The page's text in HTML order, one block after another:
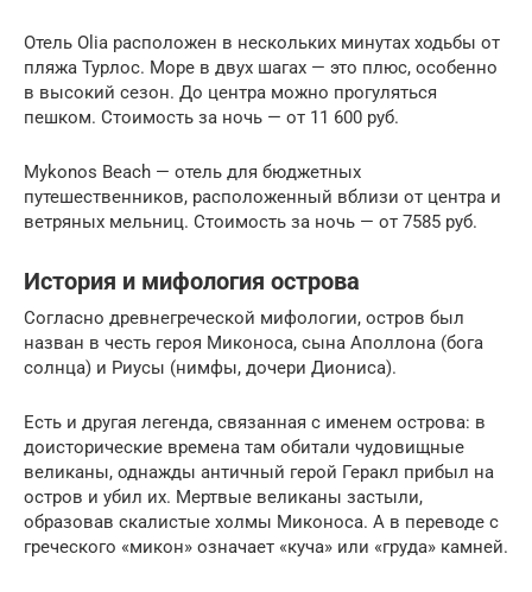
Отель Olia расположен в нескольких минутах ходьбы от
пляжа Турлос. Море в двух шагах — это плюс, особенно
в высокий сезон. До центра можно прогуляться
пешком. Стоимость за ночь — от 11 600 руб.
Mykonos Beach — отель для бюджетных
путешественников, расположенный вблизи от центра и
ветряных мельниц. Стоимость за ночь — от 7585 руб.
История и мифология острова
Согласно древнегреческой мифологии, остров был
назван в честь героя Миконоса, сына Аполлона (бога
солнца) и Риусы (нимфы, дочери Диониса).
Есть и другая легенда, связанная с именем острова: в
доисторические времена там обитали чудовищные
великаны, однажды античный герой Геракл прибыл на
остров и убил их. Мертвые великаны застыли,
образовав скалистые холмы Миконоса. А в переводе с
греческого «микон» означает «куча» или «груда» камней.